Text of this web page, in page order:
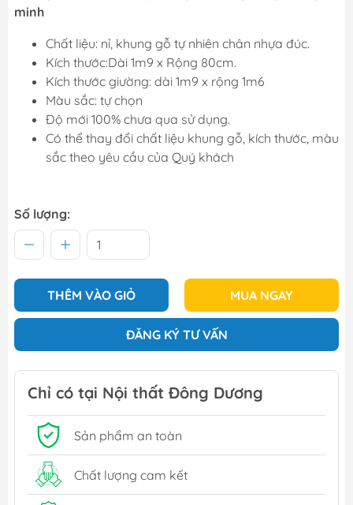
minh
Chất liệu: nỉ, khung gỗ tự nhiên chân nhựa đúc.
Kích thước:Dài 1m9 x Rộng 80cm.
Kích thước giường: dài 1m9 x rộng 1m6
Màu sắc: tự chọn
Độ mới 100% chưa qua sử dụng.
Có thể thay đổi chất liệu khung gỗ, kích thước, màu
sắc theo yêu cầu của Quý khách
Số lượng:
THÊM VÀO GIỎ MUA NGAY
ĐĂNG KÝ TƯ VẤN
Chỉ có tại Nội thất Đông Dương
Sản phẩm an toàn
Chất lượng cam kết